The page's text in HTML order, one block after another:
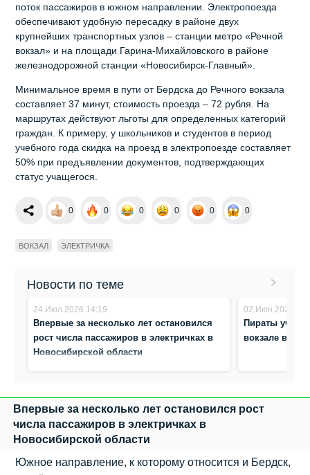
поток пассажиров в южном направлении. Электропоезда
обеспечивают удобную пересадку в районе двух
крупнейших транспортных узлов – станции метро «Речной
вокзал» и на площади Гарина-Михайловского в районе
железнодорожной станции «Новосибирск-Главный».
Минимальное время в пути от Бердска до Речного вокзала
составляет 37 минут, стоимость проезда – 72 рубля. На
маршрутах действуют льготы для определенных категорий
граждан. К примеру, у школьников и студентов в период
учебного года скидка на проезд в электропоезде составляет
50% при предъявлении документов, подтверждающих
статус учащегося.
0 0 0 0 0 0
ВОКЗАЛ ЭЛЕКТРИЧКА
Новости по теме
24.Июл.2026 14:19
Впервые за несколько лет остановился
рост числа пассажиров в электричках в
Новосибирской области
02.Июн.2026
Пираты учили
вокзале в
Впервые за несколько лет остановился рост
числа пассажиров в электричках в
Новосибирской области
Южное направление, к которому относится и Бердск,